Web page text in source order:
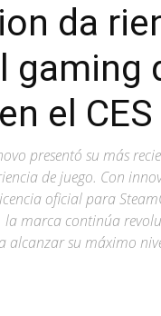
da
gaming
el
presentó su más
de juego. Con
oficial para
la marca continúa
alcanzar su máximo